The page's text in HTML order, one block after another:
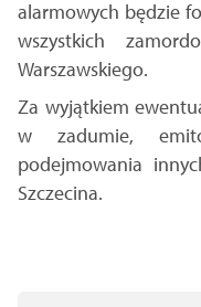
alarmowych będzie
wszystkich
Warszawskiego.
Za wyjątkiem
w zadumie,
podejmowania
Szczecina.